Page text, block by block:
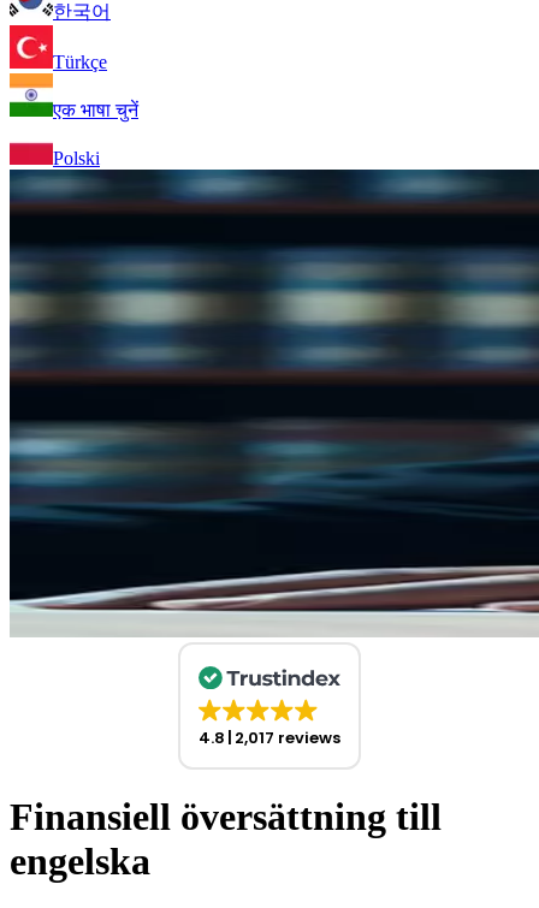
한국어
Türkçe
एक भाषा चुनें
Polski
4.8 2,017 reviews
Finansiell översättning till
engelska